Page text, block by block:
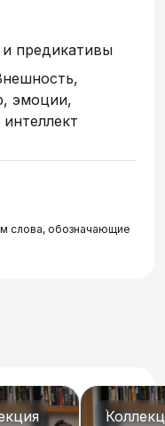
предикативы
эмоции,
слова, обозначающие